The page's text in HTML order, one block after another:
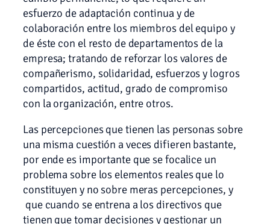
esfuerzo de adaptación continua y de
colaboración entre los miembros del equipo y
de éste con el resto de departamentos de la
empresa; tratando de reforzar los valores de
compañerismo, solidaridad, esfuerzos y logros
compartidos, actitud, grado de compromiso
con la organización, entre otros.
Las percepciones que tienen las personas sobre
una misma cuestión a veces difieren bastante,
por ende es importante que se focalice un
problema sobre los elementos reales que lo
constituyen y no sobre meras percepciones, y
que cuando se entrena a los directivos que
tienen que tomar decisiones y gestionar un